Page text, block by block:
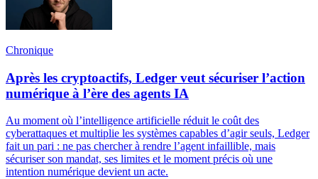
Chronique
Après les cryptoactifs, Ledger veut sécuriser l’action
numérique à l’ère des agents IA
Au moment où l’intelligence artificielle réduit le coût des
cyberattaques et multiplie les systèmes capables d’agir seuls, Ledger
fait un pari : ne pas chercher à rendre l’agent infaillible, mais
sécuriser son mandat, ses limites et le moment précis où une
intention numérique devient un acte.